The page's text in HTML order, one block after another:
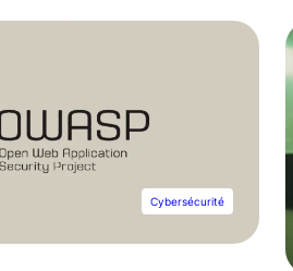
Cybersécurité